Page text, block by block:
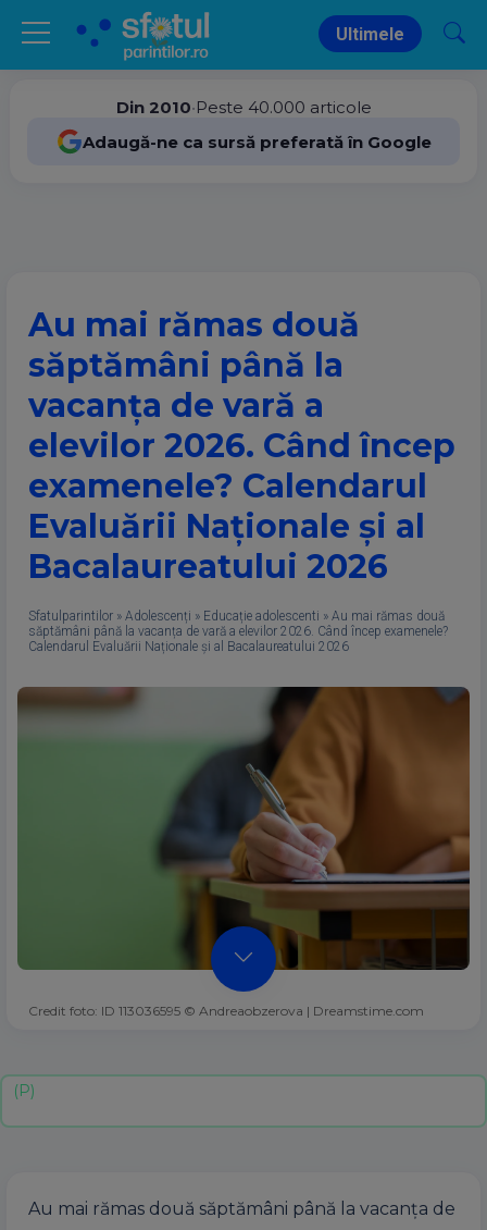
Ultimele
Din 2010•Peste 40.000 articole
Adaugă-ne ca sursă preferată în Google
Au mai rămas două
săptămâni până la
vacanța de vară a
elevilor 2026. Când încep
examenele? Calendarul
Evaluării Naționale și al
Bacalaureatului 2026
Sfatulparintilor » Adolescenți » Educație adolescenti » Au mai rămas două
săptămâni până la vacanța de vară a elevilor 2026. Când încep examenele?
Calendarul Evaluării Naționale și al Bacalaureatului 2026
Credit foto: ID 113036595 © Andreaobzerova | Dreamstime.com
Au mai rămas două săptămâni până la vacanța de